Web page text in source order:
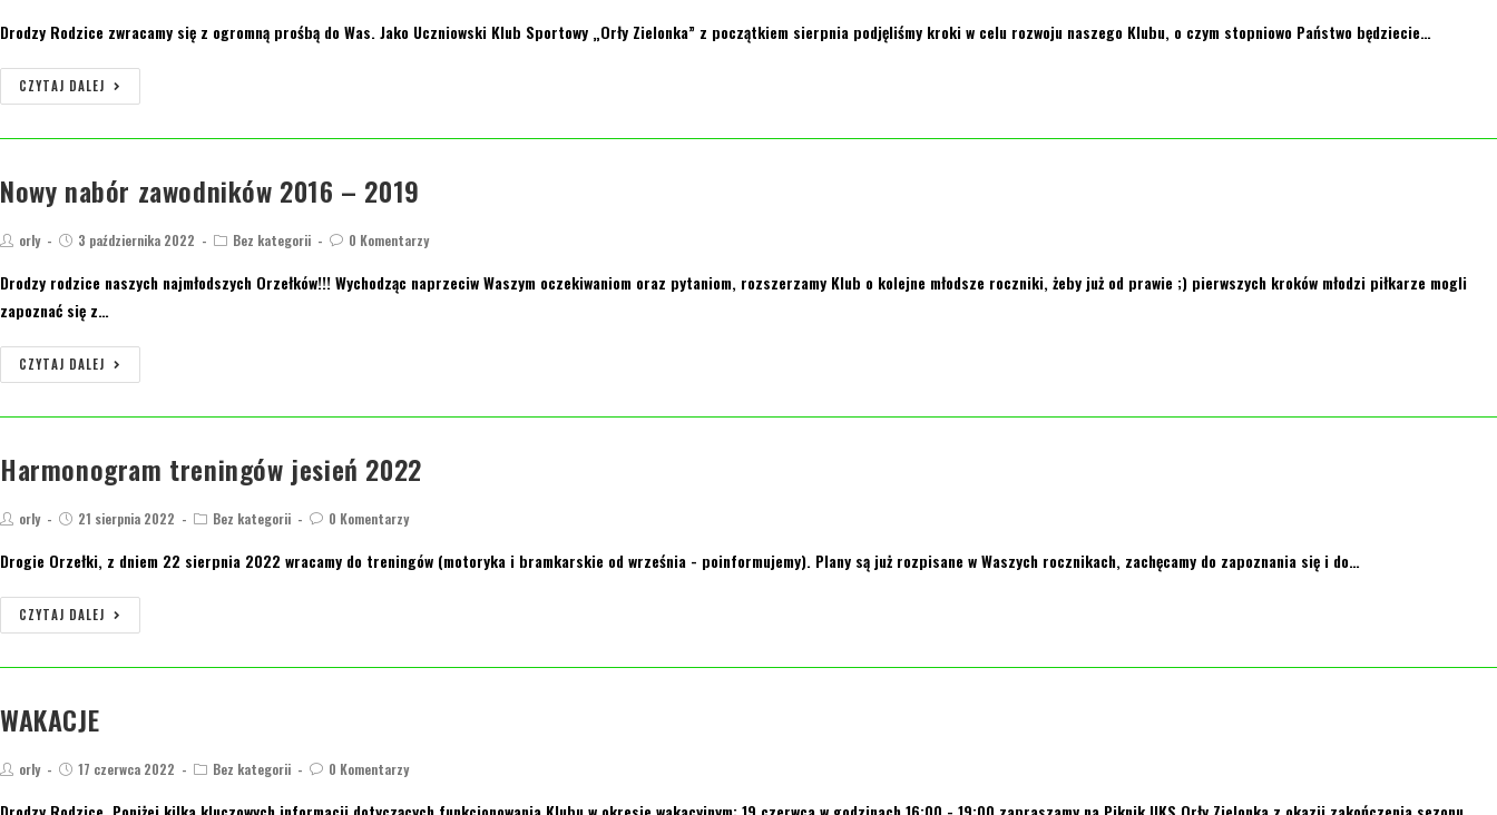
Drodzy Rodzice zwracamy się z ogromną prośbą do Was. Jako Uczniowski Klub Sportowy „Orły Zielonka” z początkiem sierpnia podjęliśmy kroki w celu rozwoju naszego Klubu, o czym stopniowo Państwo będziecie…
CZYTAJ DALEJ
Nowy nabór zawodników 2016 – 2019
orly 3 października 2022 Bez kategorii 0 Komentarzy
Drodzy rodzice naszych najmłodszych Orzełków!!! Wychodząc naprzeciw Waszym oczekiwaniom oraz pytaniom, rozszerzamy Klub o kolejne młodsze roczniki, żeby już od prawie ;) pierwszych kroków młodzi piłkarze mogli
zapoznać się z…
CZYTAJ DALEJ
Harmonogram treningów jesień 2022
orly 21 sierpnia 2022 Bez kategorii 0 Komentarzy
Drogie Orzełki, z dniem 22 sierpnia 2022 wracamy do treningów (motoryka i bramkarskie od września - poinformujemy). Plany są już rozpisane w Waszych rocznikach, zachęcamy do zapoznania się i do…
CZYTAJ DALEJ
WAKACJE
orly 17 czerwca 2022 Bez kategorii 0 Komentarzy